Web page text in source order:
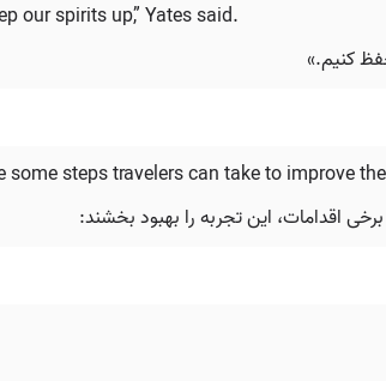
our spirits up,” Yates said.
کنیم.»
steps travelers can take to improve
اقدامات، این تجربه را بهبود بخشند: